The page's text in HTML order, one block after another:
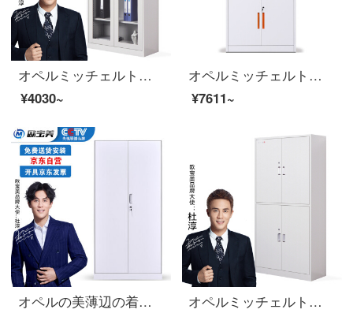
オペルミッチェルトスチール製の鉄皮資料アーカイブキャビネットH 1800*W 850*D 390
¥4030~
オペルミッチェルトオフィスキャビネット、スチールキャビネットのアーカイブキャビネットのデータキャビネット、オレンジ色の手を引く2つの戦い。
¥7611~
オペルの美薄辺の着脱チェスト資料棚の書類棚の鋼製の鉄の皮の戸棚の証明書のチェイスト
オペルミッチェルトスチール製のスチール製のスチール製の資料の保存棚、ダブルキャビネットH 1800*W 850*D 390